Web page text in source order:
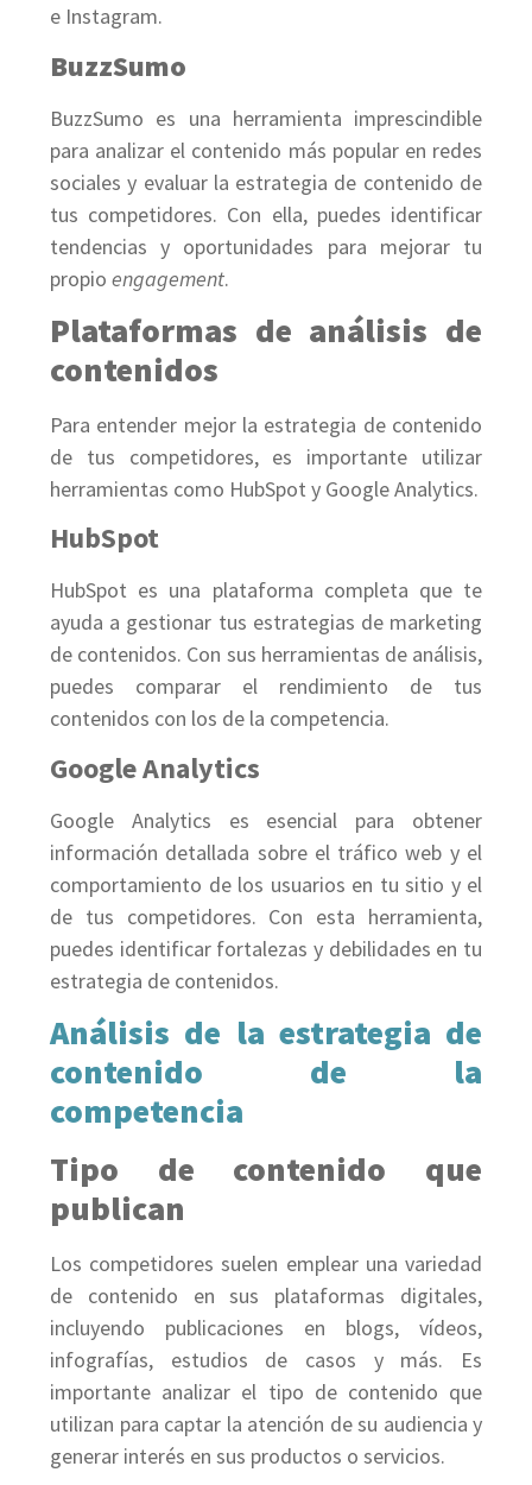
e Instagram.
BuzzSumo
BuzzSumo es una herramienta imprescindible
para analizar el contenido más popular en redes
sociales y evaluar la estrategia de contenido de
tus competidores. Con ella, puedes identificar
tendencias y oportunidades para mejorar tu
propio engagement.
Plataformas de análisis de
contenidos
Para entender mejor la estrategia de contenido
de tus competidores, es importante utilizar
herramientas como HubSpot y Google Analytics.
HubSpot
HubSpot es una plataforma completa que te
ayuda a gestionar tus estrategias de marketing
de contenidos. Con sus herramientas de análisis,
puedes comparar el rendimiento de tus
contenidos con los de la competencia.
Google Analytics
Google Analytics es esencial para obtener
información detallada sobre el tráfico web y el
comportamiento de los usuarios en tu sitio y el
de tus competidores. Con esta herramienta,
puedes identificar fortalezas y debilidades en tu
estrategia de contenidos.
Análisis de la estrategia de
contenido de la
competencia
Tipo de contenido que
publican
Los competidores suelen emplear una variedad
de contenido en sus plataformas digitales,
incluyendo publicaciones en blogs, vídeos,
infografías, estudios de casos y más. Es
importante analizar el tipo de contenido que
utilizan para captar la atención de su audiencia y
generar interés en sus productos o servicios.